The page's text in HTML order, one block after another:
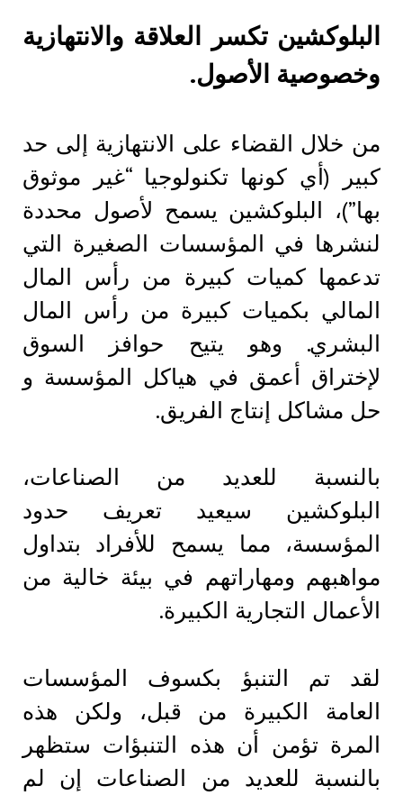
البلوكشين تكسر العلاقة والانتهازية
وخصوصية الأصول.
من خلال القضاء على الانتهازية إلى حد
كبير (أي كونها تكنولوجيا “غير موثوق
بها”)، البلوكشين يسمح لأصول محددة
لنشرها في المؤسسات الصغيرة التي
تدعمها كميات كبيرة من رأس المال
المالي بكميات كبيرة من رأس المال
البشري. وهو يتيح حوافز السوق
لإختراق أعمق في هياكل المؤسسة و
حل مشاكل إنتاج الفريق.
بالنسبة للعديد من الصناعات،
البلوكشين سيعيد تعريف حدود
المؤسسة، مما يسمح للأفراد بتداول
مواهبهم ومهاراتهم في بيئة خالية من
الأعمال التجارية الكبيرة.
لقد تم التنبؤ بكسوف المؤسسات
العامة الكبيرة من قبل، ولكن هذه
المرة تؤمن أن هذه التنبؤات ستظهر
بالنسبة للعديد من الصناعات إن لم